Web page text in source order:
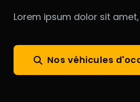
Lorem ipsum dolor sit
Nos véhicules